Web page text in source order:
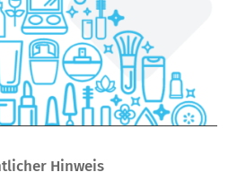
Hinweis